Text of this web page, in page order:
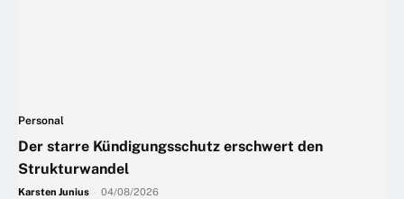
Personal
Der starre Kündigungsschutz erschwert den
Strukturwandel
Karsten Junius 04/08/2026